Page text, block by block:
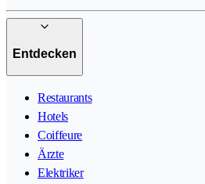
Entdecken
Restaurants
Hotels
Coiffeure
Ärzte
Elektriker